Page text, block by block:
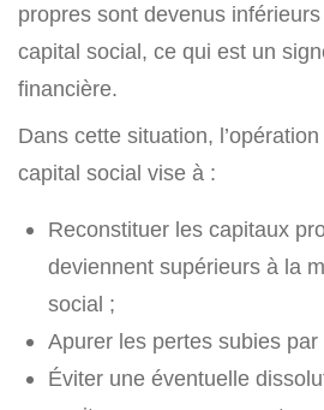
propres sont devenus
capital social, ce qui est un
financière.
Dans cette situation,
capital social vise à :
Reconstituer les capitaux
deviennent supérieurs à la
social ;
Apurer les pertes subies par
Éviter une éventuelle